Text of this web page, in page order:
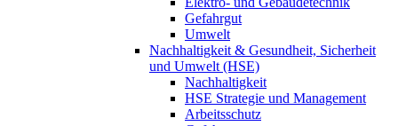
Gefahrgut
Umwelt
Nachhaltigkeit & Gesundheit, Sicherheit
und Umwelt (HSE)
Nachhaltigkeit
HSE Strategie und Management
Arbeitsschutz